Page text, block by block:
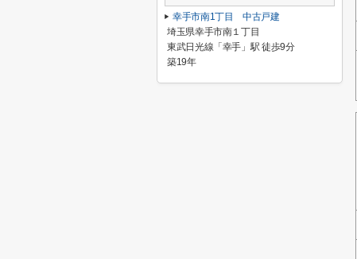
幸手市南1丁目 中古戸建
埼玉県幸手市南１丁目
東武日光線「幸手」駅 徒歩9分
築19年